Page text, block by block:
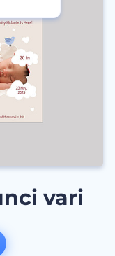
vari